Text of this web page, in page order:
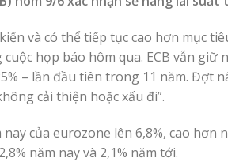
và có thể tiếp tục cao hơn mục
họp báo hôm qua. ECB vẫn
– lần đầu tiên trong 11 năm. Đợt
cải thiện hoặc xấu đi”.
của eurozone lên 6,8%, cao hơn
năm nay và 2,1% năm tới.